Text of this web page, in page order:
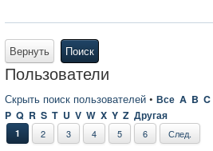
Вернуть Поиск
Пользователи
Скрыть поиск пользователей • Все A B C
P Q R S T U V W X Y Z Другая
1 2 3 4 5 6 След.